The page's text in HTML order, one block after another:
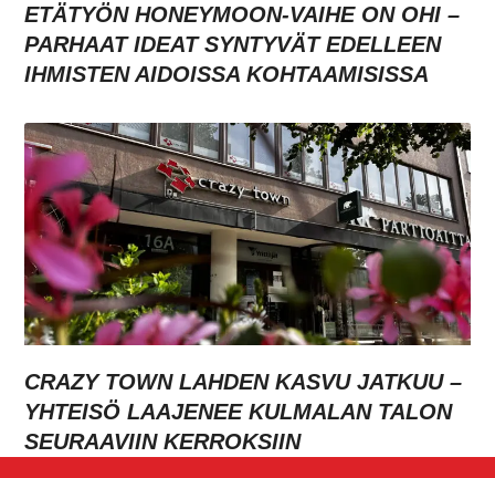
ETÄTYÖN HONEYMOON-VAIHE ON OHI –
PARHAAT IDEAT SYNTYVÄT EDELLEEN
IHMISTEN AIDOISSA KOHTAAMISISSA
CRAZY TOWN LAHDEN KASVU JATKUU –
YHTEISÖ LAAJENEE KULMALAN TALON
SEURAAVIIN KERROKSIIN